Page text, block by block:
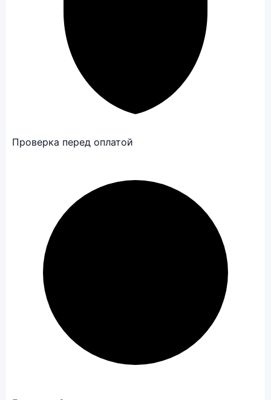
Проверка перед оплатой